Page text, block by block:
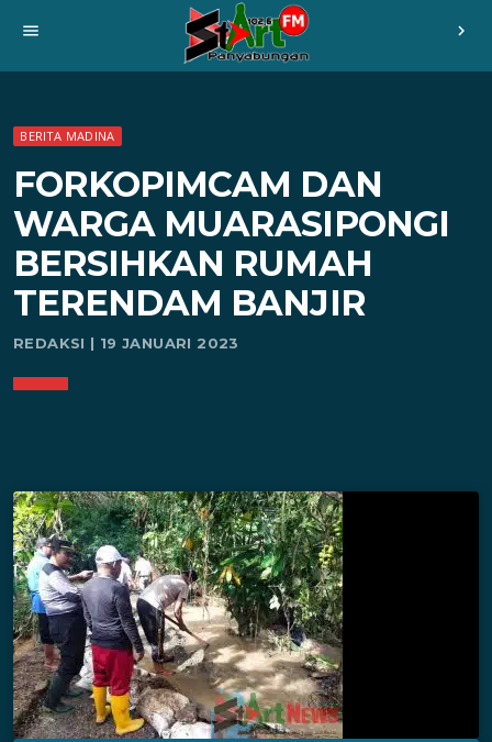
menu chevron_right
BERITA MADINA
FORKOPIMCAM DAN
WARGA MUARASIPONGI
BERSIHKAN RUMAH
TERENDAM BANJIR
REDAKSI | 19 JANUARI 2023